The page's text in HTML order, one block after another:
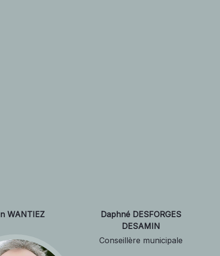
WANTIEZ
Daphné DESFORGES
DESAMIN
Conseillère municipale